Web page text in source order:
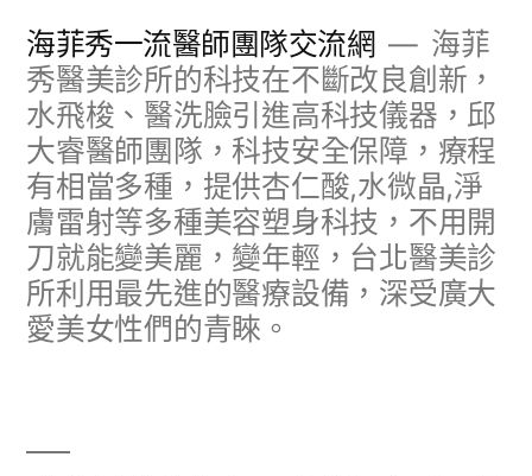
海菲秀一流醫師團隊交流網
海菲
秀醫美診所的科技在不斷改良創新，
水飛梭、醫洗臉引進高科技儀器，邱
大睿醫師團隊，科技安全保障，療程
有相當多種，提供杏仁酸,水微晶,淨
膚雷射等多種美容塑身科技，不用開
刀就能變美麗，變年輕，台北醫美診
所利用最先進的醫療設備，深受廣大
愛美女性們的青睞。